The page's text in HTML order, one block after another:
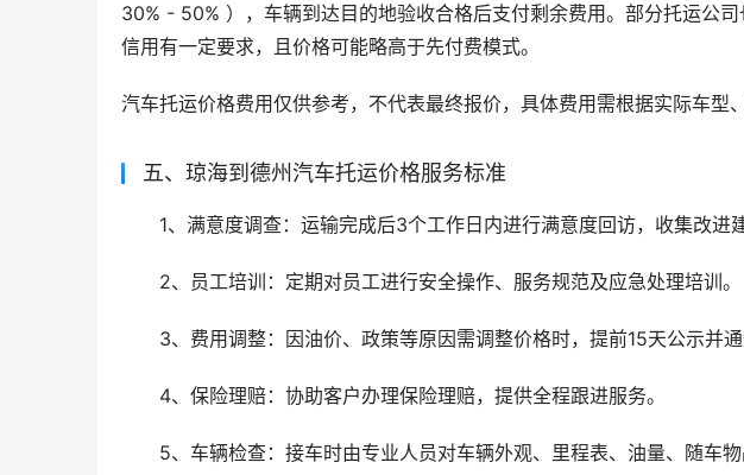
30% - 50% ），车辆到达目的地验收合格后支付剩余费用。部分托运公
信用有一定要求，且价格可能略高于先付费模式。
汽车托运价格费用仅供参考，不代表最终报价，具体费用需根据实际车型
五、琼海到德州汽车托运价格服务标准
1、满意度调查：运输完成后3个工作日内进行满意度回访，收集改进建
2、员工培训：定期对员工进行安全操作、服务规范及应急处理培训。
3、费用调整：因油价、政策等原因需调整价格时，提前15天公示并通
4、保险理赔：协助客户办理保险理赔，提供全程跟进服务。
5、车辆检查：接车时由专业人员对车辆外观、里程表、油量、随车物